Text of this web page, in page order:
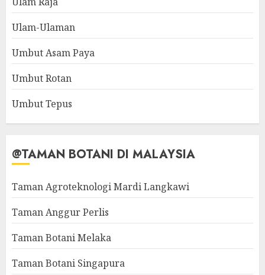
Ulam-Ulaman
Umbut Asam Paya
Umbut Rotan
Umbut Tepus
@TAMAN BOTANI DI MALAYSIA
Taman Agroteknologi Mardi Langkawi
Taman Anggur Perlis
Taman Botani Melaka
Taman Botani Singapura